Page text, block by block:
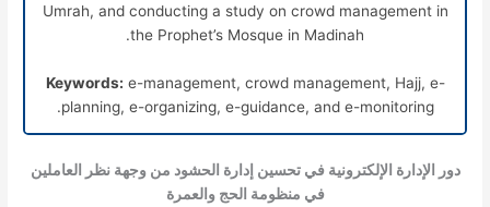
Umrah, and conducting a study on crowd management in
the Prophet’s Mosque in Madinah.
Keywords: e-management, crowd management, Hajj, e-
planning, e-organizing, e-guidance, and e-monitoring.
دور الإدارة الإلكترونية في تحسين إدارة الحشود من وجهة نظر العاملين
في منظومة الحج والعمرة